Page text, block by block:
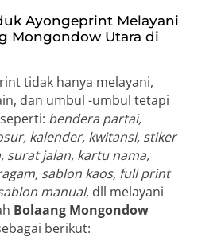
Ayongeprint Melayani
Mongondow Utara di
tidak hanya melayani,
dan umbul -umbul tetapi
bendera partai,
kalender, kwitansi, stiker
surat jalan, kartu nama,
sablon kaos, full print
manual, dll melayani
Bolaang Mongondow
berikut: